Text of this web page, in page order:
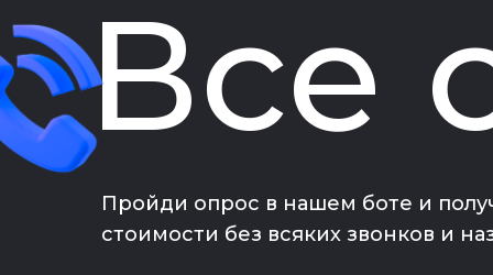
Все
Пройди опрос в нашем боте и
стоимости без всяких звонков и